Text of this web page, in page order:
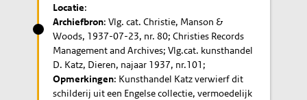
Locatie:
Archiefbron: Vlg. cat. Christie, Manson &
Woods, 1937-07-23, nr. 80; Christies Records
Management and Archives; Vlg.cat. kunsthandel
D. Katz, Dieren, najaar 1937, nr.101;
Opmerkingen: Kunsthandel Katz verwierf dit
schilderij uit een Engelse collectie, vermoedelijk